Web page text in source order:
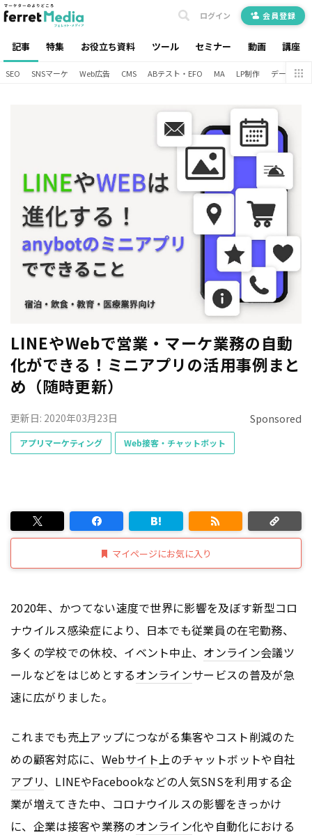
記事 特集 お役立ち資料 ツール セミナー 動画 講座
ログイン 会員登録
SEO SNSマーケ Web広告 CMS ABテスト・EFO MA LP制作 データ分析
LINEやWebで営業・マーケ業務の自動
化ができる！ミニアプリの活用事例まと
め（随時更新）
Sponsored
更新日: 2020年03月23日
アプリマーケティング Web接客・チャットボット
マイページにお気に入り
2020年、かつてない速度で世界に影響を及ぼす新型コロ
ナウイルス感染症により、日本でも従業員の在宅勤務、
多くの学校での休校、イベント中止、 オンライン会議ツ
ールなどをはじめとするオンラインサービスの普及が急
速に広がりました。
これまでも売上アップにつながる集客やコスト削減のた
めの顧客対応に、 Webサイト上のチャットボットや自社
アプリ、LINEやFacebookなどの人気SNSを利用する企
業が増えてきた中、コロナウイルスの影響をきっかけ
に、企業は接客や業務のオンライン化や自動化における